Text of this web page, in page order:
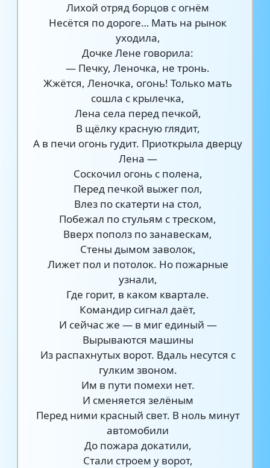
Лихой отряд борцов с огнём
Несётся по дороге… Мать на рынок
уходила,
Дочке Лене говорила:
— Печку, Леночка, не тронь.
Жжётся, Леночка, огонь! Только мать
сошла с крылечка,
Лена села перед печкой,
В щёлку красную глядит,
А в печи огонь гудит. Приоткрыла дверцу
Лена —
Соскочил огонь с полена,
Перед печкой выжег пол,
Влез по скатерти на стол,
Побежал по стульям с треском,
Вверх пополз по занавескам,
Стены дымом заволок,
Лижет пол и потолок. Но пожарные
узнали,
Где горит, в каком квартале.
Командир сигнал даёт,
И сейчас же — в миг единый —
Вырываются машины
Из распахнутых ворот. Вдаль несутся с
гулким звоном.
Им в пути помехи нет.
И сменяется зелёным
Перед ними красный свет. В ноль минут
автомобили
До пожара докатили,
Стали строем у ворот,